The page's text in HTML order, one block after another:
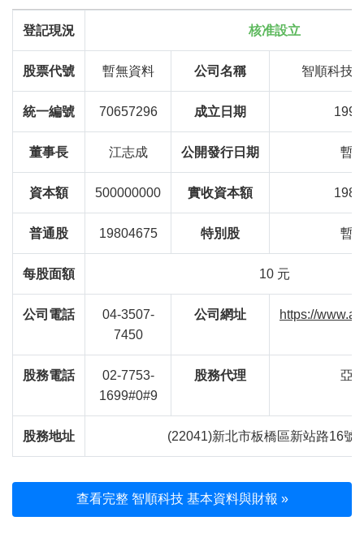
登記現況 核准設立
股票代號 暫無資料 公司名稱 智順科技
統一編號 70657296 成立日期
董事長 江志成 公開發行日期 暫
資本額 500000000 實收資本額
普通股 19804675 特別股 暫
每股面額 10 元
公司電話
04-3507-
7450
公司網址 https://
股務電話
02-7753-
1699#0#9
股務代理 亞
股務地址 (22041)新北市板橋區新站路16號
查看完整 智順科技 基本資料與財報 »